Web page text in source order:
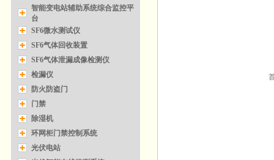
智能变电站辅助系统综合监控平
台
SF6微水测试仪
SF6气体回收装置
SF6气体泄漏成像检测仪
检漏仪
防火防盗门
门禁
除湿机
环网柜门禁控制系统
光伏电站